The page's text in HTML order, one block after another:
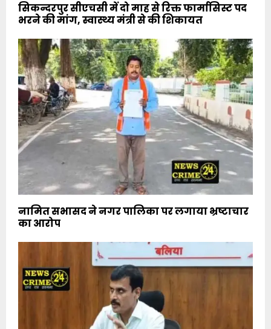
सिकन्दरपुर सीएचसी में दो माह से रिक्त फार्मासिस्ट पद
भरने की मांग, स्वास्थ्य मंत्री से की शिकायत
नामित सभासद ने नगर पालिका पर लगाया भ्रष्टाचार
का आरोप